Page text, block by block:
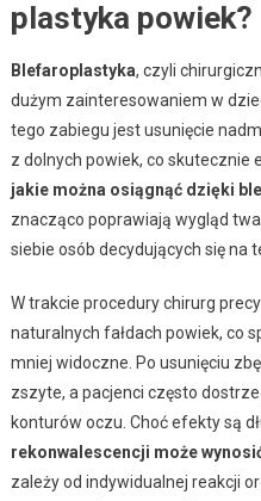
plastyka powiek?
Blefaroplastyka, czyli
dużym zainteresowaniem w
tego zabiegu jest usunięcie
z dolnych powiek, co skutecznie
jakie można osiągnąć dzięki
znacząco poprawiają wygląd
siebie osób decydujących się na
W trakcie procedury chirurg
naturalnych fałdach powiek, co
mniej widoczne. Po usunięciu
zszyte, a pacjenci często
konturów oczu. Choć efekty są
rekonwalescencji może
zależy od indywidualnej reakcji